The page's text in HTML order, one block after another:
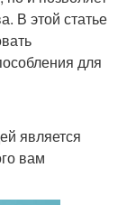
В этой статье
для
является
вам